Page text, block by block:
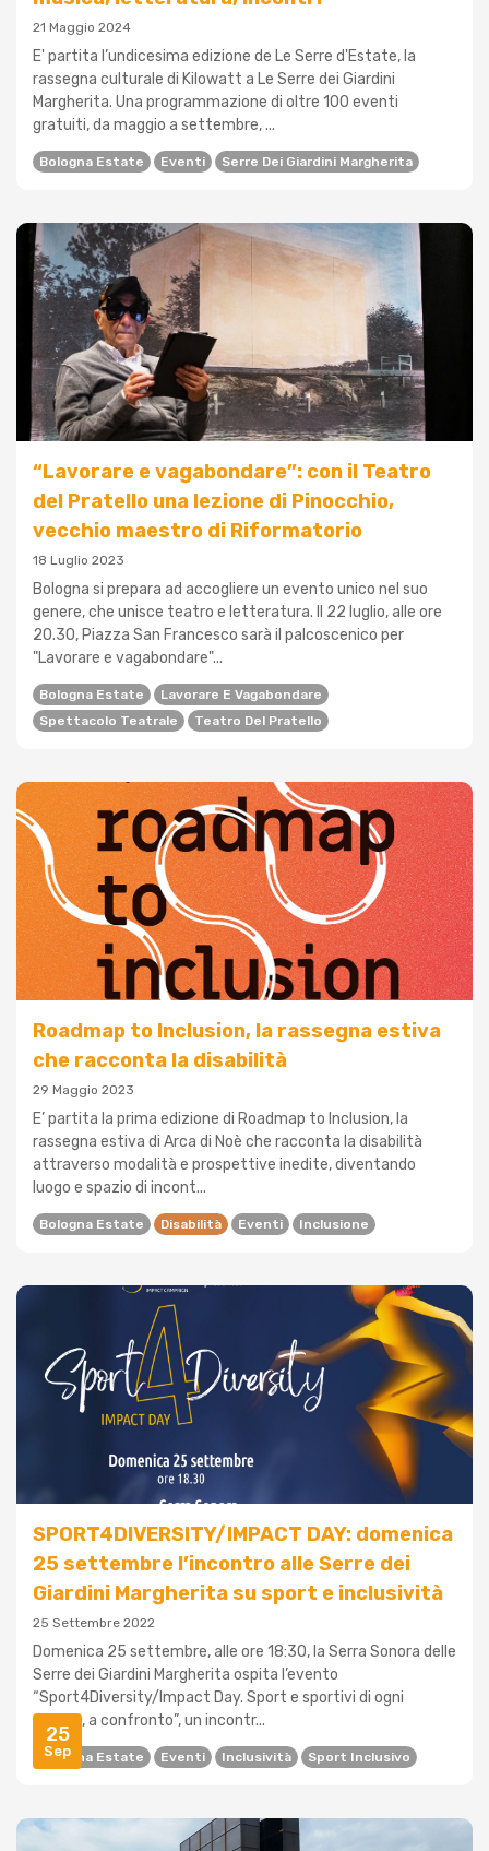
21 Maggio 2024
E' partita l’undicesima edizione de Le Serre d'Estate, la
rassegna culturale di Kilowatt a Le Serre dei Giardini
Margherita. Una programmazione di oltre 100 eventi
gratuiti, da maggio a settembre, ...
Bologna Estate Eventi Serre Dei Giardini Margherita
“Lavorare e vagabondare”: con il Teatro
del Pratello una lezione di Pinocchio,
vecchio maestro di Riformatorio
18 Luglio 2023
Bologna si prepara ad accogliere un evento unico nel suo
genere, che unisce teatro e letteratura. Il 22 luglio, alle ore
20.30, Piazza San Francesco sarà il palcoscenico per
"Lavorare e vagabondare"...
Bologna Estate
Lavorare E Vagabondare
Spettacolo Teatrale
Teatro Del Pratello
Roadmap to Inclusion, la rassegna estiva
che racconta la disabilità
29 Maggio 2023
E’ partita la prima edizione di Roadmap to Inclusion, la
rassegna estiva di Arca di Noè che racconta la disabilità
attraverso modalità e prospettive inedite, diventando
luogo e spazio di incont...
Bologna Estate Disabilità Eventi Inclusione
25
Sep
SPORT4DIVERSITY/IMPACT DAY: domenica
25 settembre l’incontro alle Serre dei
Giardini Margherita su sport e inclusività
25 Settembre 2022
Domenica 25 settembre, alle ore 18:30, la Serra Sonora delle
Serre dei Giardini Margherita ospita l’evento
“Sport4Diversity/Impact Day. Sport e sportivi di ogni
genere, a confronto”, un incontr...
Bologna Estate Eventi Inclusività Sport Inclusivo